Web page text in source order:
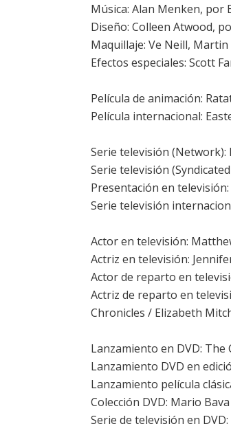
Música: Alan Menken, por
Diseño: Colleen Atwood,
Maquillaje: Ve Neill,
Efectos especiales: Scott
Película de animación:
Película internacional:
Serie televisión (Network):
Serie televisión
Presentación en
Serie televisión
Actor en televisión:
Actriz en televisión:
Actor de reparto en
Actriz de reparto en
Chronicles / Elizabeth
Lanzamiento en DVD:
Lanzamiento DVD en
Lanzamiento película
Colección DVD: Mario
Serie de televisión en